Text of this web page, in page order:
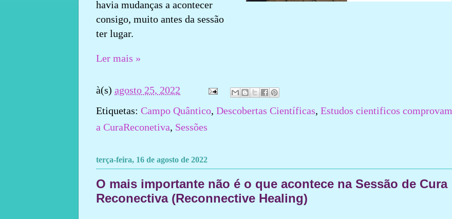
havia mudanças a acontecer
consigo, muito antes da sessão
ter lugar.
Ler mais »
à(s) agosto 25, 2022
Etiquetas: Campo Quântico, Descobertas Científicas, Estudos cientificos comprovam
a CuraReconetiva, Sessões
terça-feira, 16 de agosto de 2022
O mais importante não é o que acontece na Sessão de Cura
Reconectiva (Reconnective Healing)